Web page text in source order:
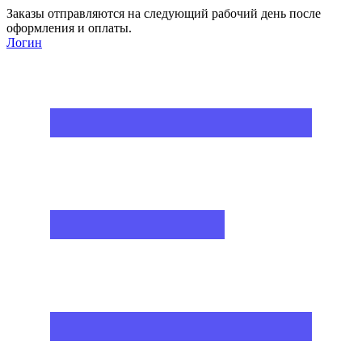
Заказы отправляются на следующий рабочий день после
оформления и оплаты.
Логин